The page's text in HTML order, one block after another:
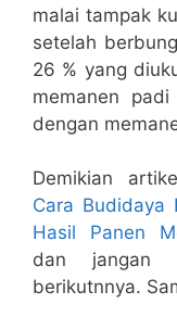
malai tampak
setelah
26 % yang
memanen
dengan
Demikian
Cara Budidaya
Hasil Panen
dan jangan
berikutnnya.